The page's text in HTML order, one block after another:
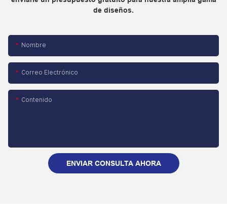
de diseños.
Nombre
Correo Electrónico
Contenido
ENVIAR CONSULTA AHORA